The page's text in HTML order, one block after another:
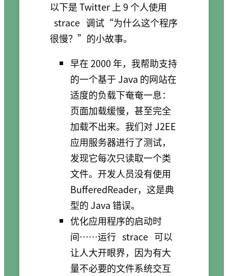
以下是 Twitter 上 9 个人使用
strace 调试“为什么这个程序
很慢？”的小故事。
早在 2000 年，我帮助支持
的一个基于 Java 的网站在
适度的负载下奄奄一息：
页面加载缓慢，甚至完全
加载不出来。我们对 J2EE
应用服务器进行了测试，
发现它每次只读取一个类
文件。开发人员没有使用
BufferedReader，这是典
型的 Java 错误。
优化应用程序的启动时
间……运行 strace 可以
让人大开眼界，因为有大
量不必要的文件系统交互